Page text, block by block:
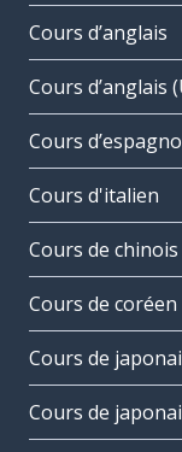
Cours d’anglais
Cours d’anglais
Cours
Cours d'italien
Cours de chinois
Cours de coréen
Cours de
Cours de